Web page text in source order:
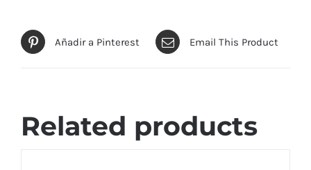
Añadir a Pinterest Email This Product
Related products